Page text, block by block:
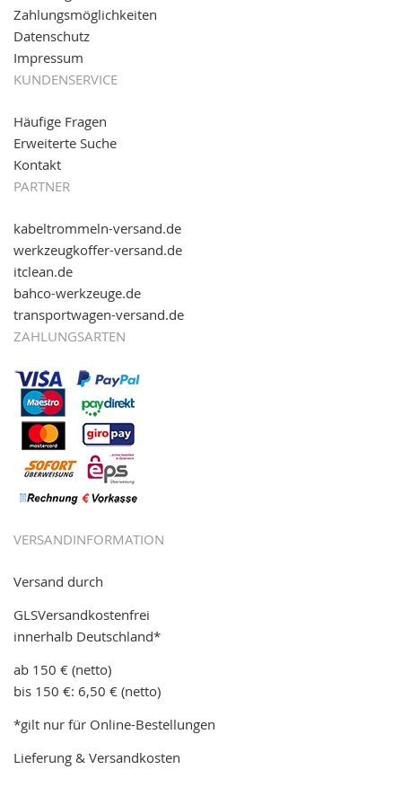
reinschauen...
Zahlungsmöglichkeiten
Datenschutz
Impressum
KUNDENSERVICE
Häufige Fragen
Erweiterte Suche
Kontakt
PARTNER
kabeltrommeln-versand.de
werkzeugkoffer-versand.de
itclean.de
bahco-werkzeuge.de
transportwagen-versand.de
ZAHLUNGSARTEN
VERSANDINFORMATION
Versand durch
GLSVersandkostenfrei
innerhalb Deutschland*
ab 150 € (netto)
bis 150 €: 6,50 € (netto)
*gilt nur für Online-Bestellungen
Lieferung & Versandkosten